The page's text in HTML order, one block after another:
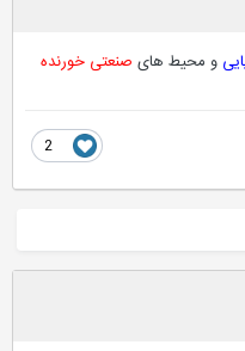
و محیط هایصنعتی خورنده